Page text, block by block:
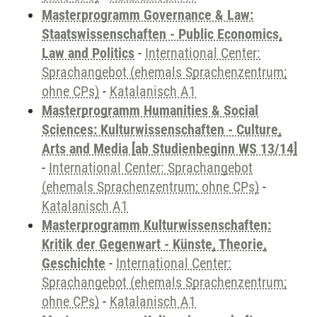
Masterprogramm Governance & Law:
Staatswissenschaften - Public Economics,
Law and Politics - International Center:
Sprachangebot (ehemals Sprachenzentrum;
ohne CPs) - Katalanisch A1
Masterprogramm Humanities & Social
Sciences: Kulturwissenschaften - Culture,
Arts and Media [ab Studienbeginn WS 13/14]
- International Center: Sprachangebot
(ehemals Sprachenzentrum; ohne CPs) -
Katalanisch A1
Masterprogramm Kulturwissenschaften:
Kritik der Gegenwart - Künste, Theorie,
Geschichte - International Center:
Sprachangebot (ehemals Sprachenzentrum;
ohne CPs) - Katalanisch A1